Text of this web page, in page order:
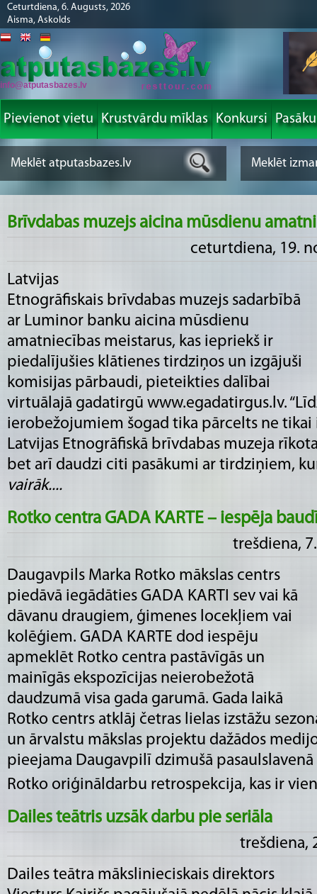
Ceturtdiena, 6. Augusts, 2026
Aisma, Askolds
info@atputasbazes.lv
Pievienot vietu Krustvārdu mīklas Konkursi
Brīvdabas muzejs aicina mūsdienu
ceturtdiena, 19.
Latvijas
Etnogrāfiskais brīvdabas muzejs sadarbībā
ar Luminor banku aicina mūsdienu
amatniecības meistarus, kas iepriekš ir
piedalījušies klātienes tirdziņos un izgājuši
komisijas pārbaudi, pieteikties dalībai
virtuālajā gadatirgū www.egadatirgus.lv.
ierobežojumiem šogad tika pārcelts ne
Latvijas Etnogrāfiskā brīvdabas muzeja
bet arī daudzi citi pasākumi ar tirdziņiem,
vairāk....
Rotko centra GADA KARTE – iespēja
trešdiena,
Daugavpils Marka Rotko mākslas centrs
piedāvā iegādāties GADA KARTI sev vai kā
dāvanu draugiem, ģimenes locekļiem vai
kolēģiem. GADA KARTE dod iespēju
apmeklēt Rotko centra pastāvīgās un
mainīgās ekspozīcijas neierobežotā
daudzumā visa gada garumā. Gada laikā
Rotko centrs atklāj četras lielas izstāžu
un ārvalstu mākslas projektu dažādos
pieejama Daugavpilī dzimušā
Rotko oriģināldarbu retrospekcija, kas ir
Dailes teātris uzsāk darbu pie seriāla
trešdiena,
Dailes teātra mākslinieciskais direktors